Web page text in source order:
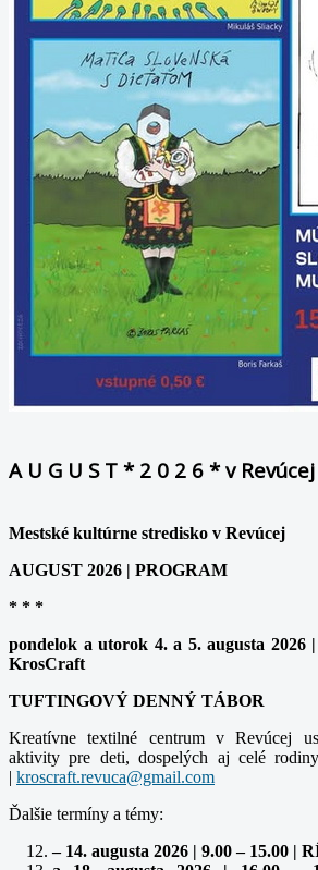
A U G U S T * 2 0 2 6 * v Revúcej
Mestské kultúrne stredisko v Revúcej
AUGUST 2026 | PROGRAM
* * *
pondelok a utorok 4. a 5. augusta 2026
KrosCraft
TUFTINGOVÝ DENNÝ TÁBOR
Kreatívne textilné centrum v Revúcej
aktivity pre deti, dospelých aj celé
|
Ďalšie termíny a témy:
– 14. augusta 2026 | 9.00 – 15.00 |